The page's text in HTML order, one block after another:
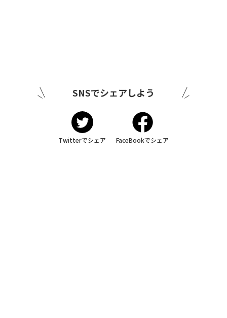
SNSでシェアしよう
Twitterでシェア FaceBookでシェア